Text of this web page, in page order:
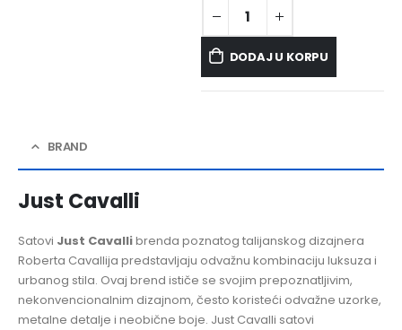
DODAJ U KORPU
BRAND
Just Cavalli
Satovi Just Cavallibrenda poznatog talijanskog dizajnera
Roberta Cavallija predstavljaju odvažnu kombinaciju luksuza i
urbanog stila. Ovaj brend ističe se svojim prepoznatljivim,
nekonvencionalnim dizajnom, često koristeći odvažne uzorke,
metalne detalje i neobične boje. Just Cavalli satovi